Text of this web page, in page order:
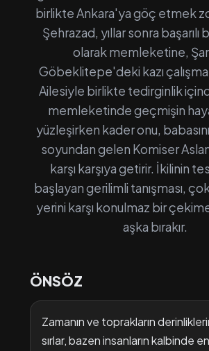
birlikte Ankara'ya göç etmek
Şehrazad, yıllar sonra başarılı
olarak memleketine,
Göbeklitepe'deki kazı
Ailesiyle birlikte tedirginlik
memleketinde geçmişin
yüzleşirken kader onu,
soyundan gelen Komiser
karşı karşıya getirir. İkilinin
başlayan gerilimli tanışması,
yerini karşı konulmaz bir
aşka bırakır.
ÖNSÖZ
Zamanın ve toprakların
sırlar, bazen insanların kalbinde